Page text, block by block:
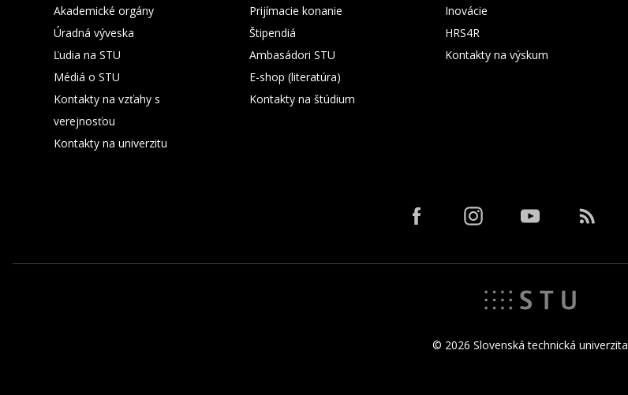
Akademické orgány
Úradná výveska
Ľudia na STU
Médiá o STU
Kontakty na vzťahy s
verejnosťou
Kontakty na univerzitu
Prijímacie konanie
Štipendiá
Ambasádori STU
E-shop (literatúra)
Kontakty na štúdium
Inovácie
HRS4R
Kontakty na výskum
© 2026 Slovenská technická univerzita